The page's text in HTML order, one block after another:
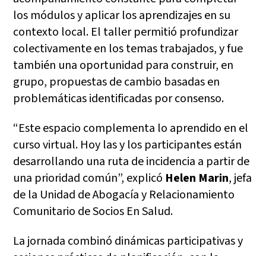
los módulos y aplicar los aprendizajes en su
contexto local. El taller permitió profundizar
colectivamente en los temas trabajados, y fue
también una oportunidad para construir, en
grupo, propuestas de cambio basadas en
problemáticas identificadas por consenso.
“Este espacio complementa lo aprendido en el
curso virtual. Hoy las y los participantes están
desarrollando una ruta de incidencia a partir de
una prioridad común”, explicó Helen Marin, jefa
de la Unidad de Abogacía y Relacionamiento
Comunitario de Socios En Salud.
La jornada combinó dinámicas participativas y